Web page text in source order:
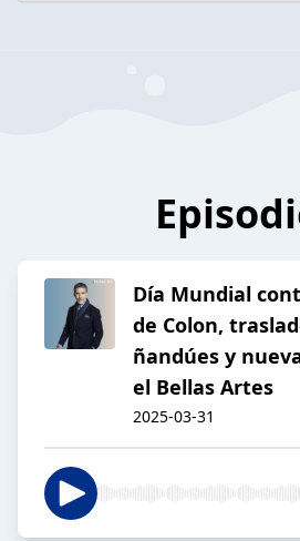
Día Mundial
de Colon,
ñandúes y
el Bellas Artes
2025-03-31